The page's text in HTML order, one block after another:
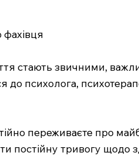
стають звичними,
до психолога,
переживаєте про
постійну тривогу щодо